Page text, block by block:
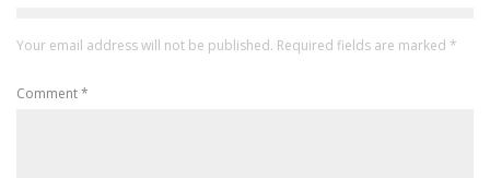
Your email address will not be published. Required fields are marked *
Comment*